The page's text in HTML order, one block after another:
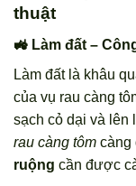
thuật
🚜 Làm đất –
Làm đất là khâu
của vụ rau càng
sạch cỏ dại và lên
rau càng tôm càng
ruộng cần được